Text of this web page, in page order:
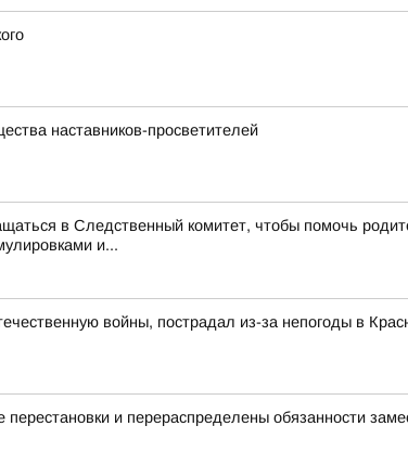
наставников-просветителей
в Следственный комитет, чтобы помочь
и...
войны, пострадал из-за непогоды в
и перераспределены обязанности